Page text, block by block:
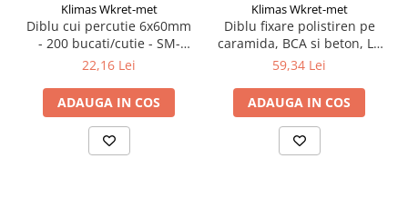
Cuie
Cuie constructii
Finisaje si amenajari interioare
Gips carton, profile si accesorii
Placi gips carton
Profile gips carton
Klimas Wkret-met
Diblu cui percutie 6x60mm
- 200 bucati/cutie - SM-
06060, Klimas Wkret-met
22,16 Lei
ADAUGA IN COS
Klimas Wkret-met
Diblu fixare polistiren pe
caramida, BCA si beton, LT
10x260mm - 100
Klimas Wkret-met
59,34 Lei
ADAUGA IN COS